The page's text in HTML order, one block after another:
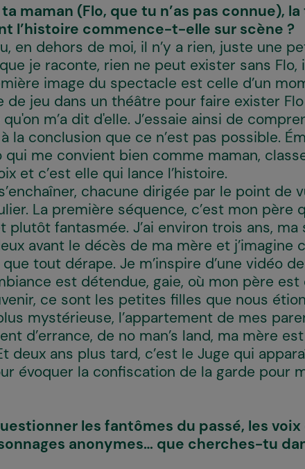
maman (Flo, que tu n’as pas connue),
l’histoire commence-t-elle sur scène ?
en dehors de moi, il n’y a rien, juste une
je raconte, rien ne peut exister sans Flo,
image du spectacle est celle d’un
jeu dans un théâtre pour faire exister Flo
m’a dit d'elle. J’essaie ainsi de
la conclusion que ce n’est pas possible.
qui me convient bien comme maman,
et c’est elle qui lance l’histoire.
chacune dirigée par le point de
La première séquence, c’est mon père
plutôt fantasmée. J’ai environ trois ans,
avant le décès de ma mère et j’imagine
tout dérape. Je m’inspire d’une vidéo
est détendue, gaie, où mon père est
ce sont les petites filles que nous
mystérieuse, l’appartement de mes
d’errance, de no man’s land, ma mère
deux ans plus tard, c’est le Juge qui
évoquer la confiscation de la garde pour
les fantômes du passé, les voix
anonymes… que cherches-tu